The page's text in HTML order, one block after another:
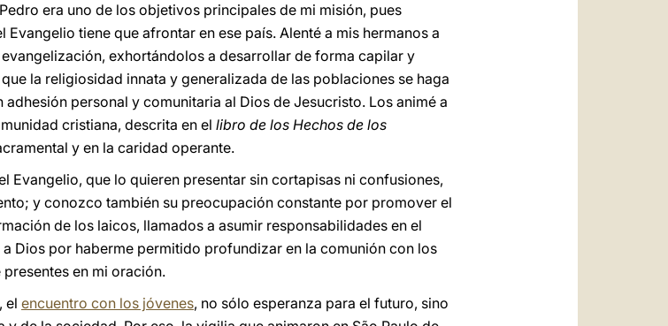
era uno de los objetivos principales de mi misión, pues
tiene que afrontar en ese país. Alenté a mis hermanos a
exhortándolos a desarrollar de forma capilar y
la religiosidad innata y generalizada de las poblaciones se haga
personal y comunitaria al Dios de Jesucristo. Los animé a
cristiana, descrita en el libro de los Hechos de los
y en la caridad operante.
Evangelio, que lo quieren presentar sin cortapisas ni confusiones,
y conozco también su preocupación constante por promover el
de los laicos, llamados a asumir responsabilidades en el
Dios por haberme permitido profundizar en la comunión con los
en mi oración.
el encuentro con los jóvenes, no sólo esperanza para el futuro, sino